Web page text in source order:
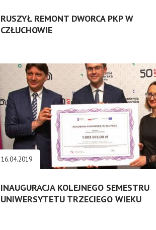
RUSZYŁ REMONT DWORCA PKP W
CZŁUCHOWIE
16.04.2019
INAUGURACJA KOLEJNEGO SEMESTRU
UNIWERSYTETU TRZECIEGO WIEKU